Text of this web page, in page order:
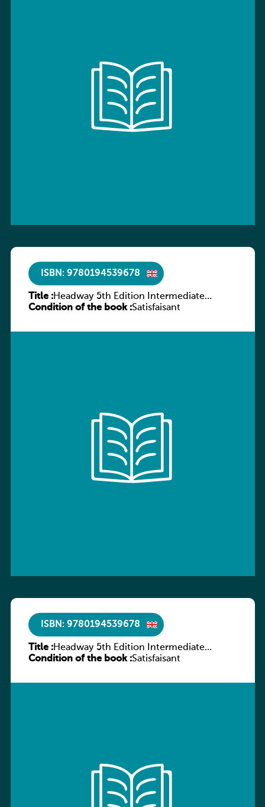
ISBN: 9780194539678
Title :Headway 5th Edition Intermediate
Workbook without key
Condition of the book :Satisfaisant
ISBN: 9780194539678
Title :Headway 5th Edition Intermediate
Workbook without key
Condition of the book :Satisfaisant